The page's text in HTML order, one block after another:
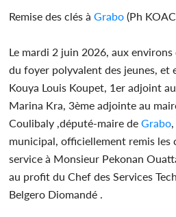
Remise des clés àGrabo (Ph
Le mardi 2 juin 2026, aux
du foyer polyvalent des jeunes, et
Kouya Louis Koupet, 1er adjoint
Marina Kra, 3ème adjointe au
Coulibaly ,député-maire deGrabo
municipal, officiellement remis les
service à Monsieur Pekonan
au profit du Chef des Services
Belgero Diomandé .